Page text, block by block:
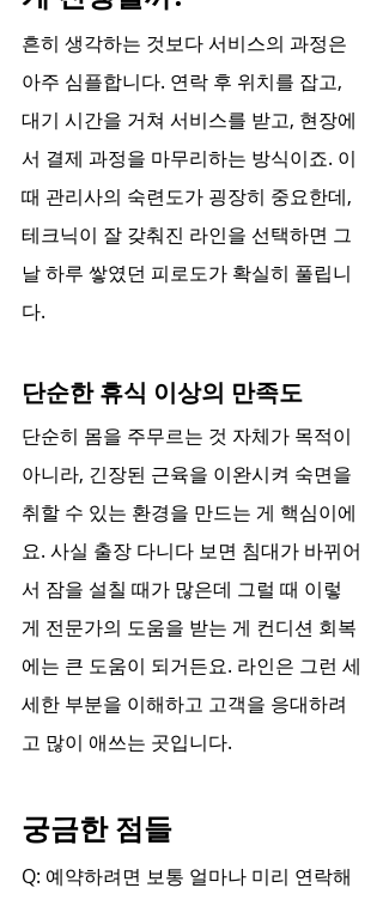
흔히 생각하는 것보다 서비스의 과정은
아주 심플합니다. 연락 후 위치를 잡고,
대기 시간을 거쳐 서비스를 받고, 현장에
서 결제 과정을 마무리하는 방식이죠. 이
때 관리사의 숙련도가 굉장히 중요한데,
테크닉이 잘 갖춰진 라인을 선택하면 그
날 하루 쌓였던 피로도가 확실히 풀립니
다.
단순한 휴식 이상의 만족도
단순히 몸을 주무르는 것 자체가 목적이
아니라, 긴장된 근육을 이완시켜 숙면을
취할 수 있는 환경을 만드는 게 핵심이에
요. 사실 출장 다니다 보면 침대가 바뀌어
서 잠을 설칠 때가 많은데 그럴 때 이렇
게 전문가의 도움을 받는 게 컨디션 회복
에는 큰 도움이 되거든요. 라인은 그런 세
세한 부분을 이해하고 고객을 응대하려
고 많이 애쓰는 곳입니다.
궁금한 점들
Q: 예약하려면 보통 얼마나 미리 연락해